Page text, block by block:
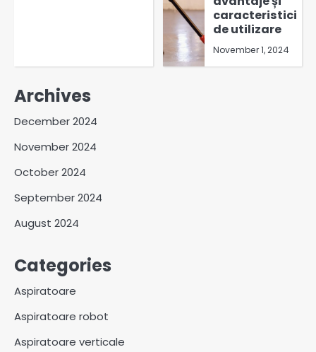
caracteristici
de utilizare
November 1, 2024
Archives
December 2024
November 2024
October 2024
September 2024
August 2024
Categories
Aspiratoare
Aspiratoare robot
Aspiratoare verticale